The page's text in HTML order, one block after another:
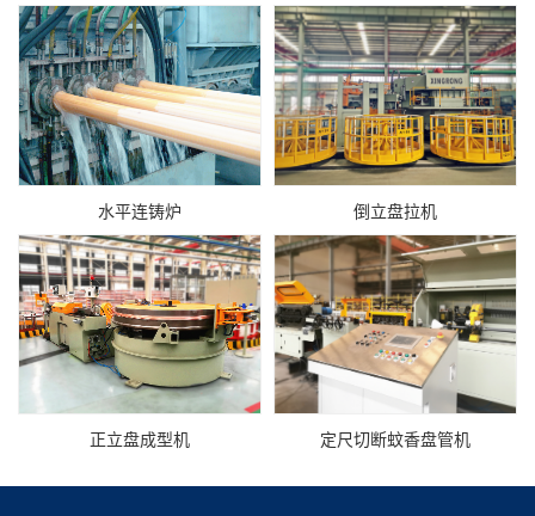
水平连铸炉 倒立盘拉机
正立盘成型机 定尺切断蚊香盘管机